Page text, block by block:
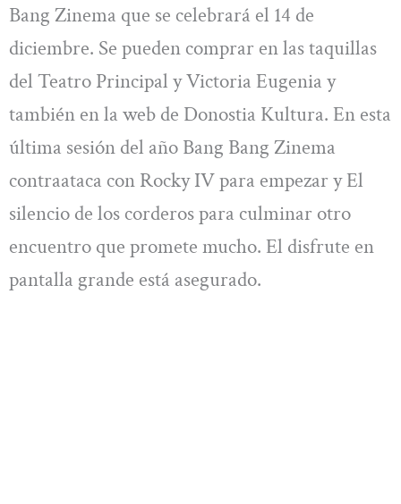
Bang Zinema que se celebrará el 14 de
diciembre. Se pueden comprar en las taquillas
del Teatro Principal y Victoria Eugenia y
también en la web de Donostia Kultura. En esta
última sesión del año Bang Bang Zinema
contraataca con Rocky IV para empezar y El
silencio de los corderos para culminar otro
encuentro que promete mucho. El disfrute en
pantalla grande está asegurado.